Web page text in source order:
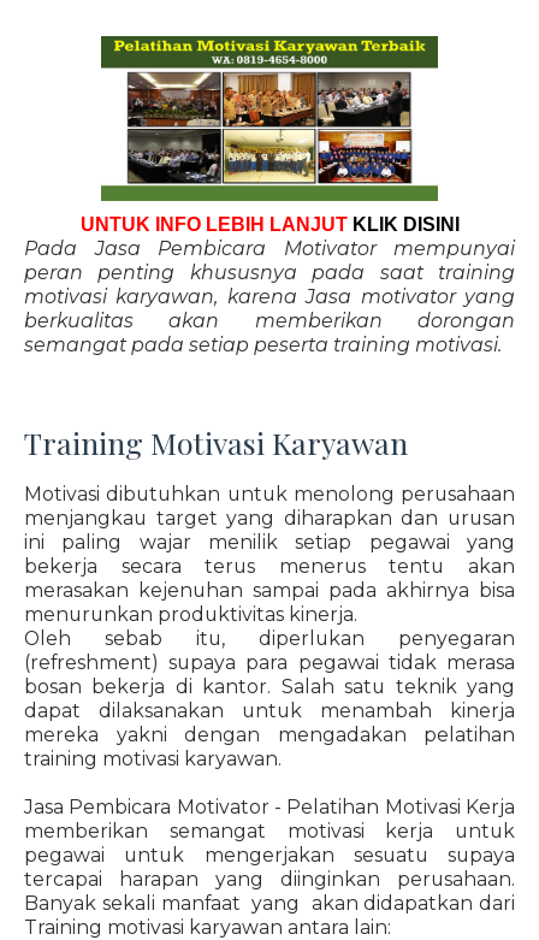
UNTUK INFO LEBIH LANJUT KLIK DISINI
Pada Jasa Pembicara Motivator mempunyai
peran penting khususnya pada saat training
motivasi karyawan, karena Jasa motivator yang
berkualitas akan memberikan dorongan
semangat pada setiap peserta training motivasi.
Training Motivasi Karyawan
Motivasi dibutuhkan untuk menolong perusahaan
menjangkau target yang diharapkan dan urusan
ini paling wajar menilik setiap pegawai yang
bekerja secara terus menerus tentu akan
merasakan kejenuhan sampai pada akhirnya bisa
menurunkan produktivitas kinerja.
Oleh sebab itu, diperlukan penyegaran
(refreshment) supaya para pegawai tidak merasa
bosan bekerja di kantor. Salah satu teknik yang
dapat dilaksanakan untuk menambah kinerja
mereka yakni dengan mengadakan pelatihan
training motivasi karyawan.
Jasa Pembicara Motivator - Pelatihan Motivasi Kerja
memberikan semangat motivasi kerja untuk
pegawai untuk mengerjakan sesuatu supaya
tercapai harapan yang diinginkan perusahaan.
Banyak sekali manfaat yang akan didapatkan dari
Training motivasi karyawan antara lain: